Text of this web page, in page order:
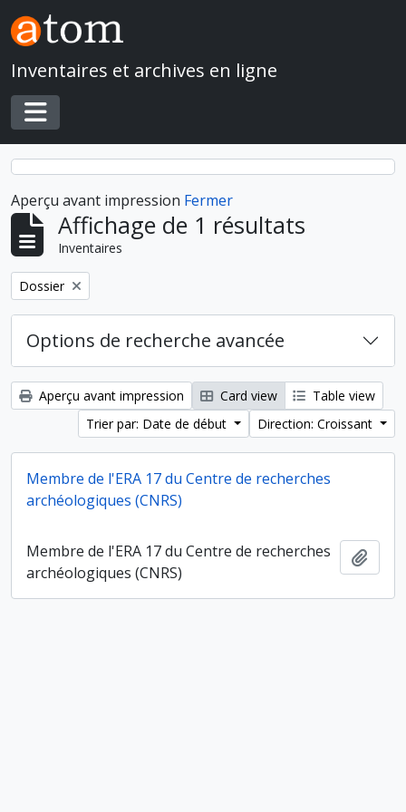
Skip to main content
Inventaires et archives en ligne
Toggle navigation
Aperçu avant impression Fermer
Affichage de 1 résultats
Inventaires
Remove filter:
Dossier
Options de recherche avancée
Aperçu avant impression Card view
Table view
Trier par: Date de début
Direction: Croissant
Membre de l'ERA 17 du Centre de recherches
archéologiques (CNRS)
Membre de l'ERA 17 du Centre de recherches
archéologiques (CNRS)